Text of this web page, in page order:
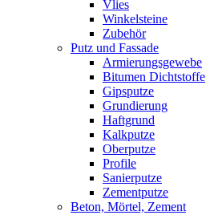
Vlies
Winkelsteine
Zubehör
Putz und Fassade
Armierungsgewebe
Bitumen Dichtstoffe
Gipsputze
Grundierung
Haftgrund
Kalkputze
Oberputze
Profile
Sanierputze
Zementputze
Beton, Mörtel, Zement